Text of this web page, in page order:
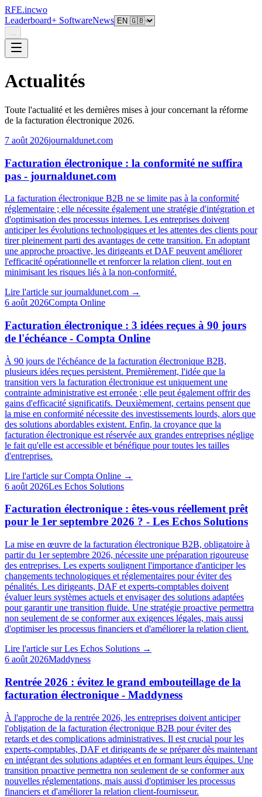
RFE.incwo
Leaderboard+ SoftwareNews
...
Actualités
Toute l'actualité et les dernières mises à jour concernant la réforme
de la facturation électronique 2026.
7 août 2026journaldunet.com
Facturation électronique : la conformité ne suffira
pas - journaldunet.com
La facturation électronique B2B ne se limite pas à la conformité
réglementaire ; elle nécessite également une stratégie d'intégration et
d'optimisation des processus internes. Les entreprises doivent
anticiper les évolutions technologiques et les attentes des clients pour
tirer pleinement parti des avantages de cette transition. En adoptant
une approche proactive, les dirigeants et DAF peuvent améliorer
l'efficacité opérationnelle et renforcer la relation client, tout en
minimisant les risques liés à la non-conformité.
Lire l'article surjournaldunet.com →
6 août 2026Compta Online
Facturation électronique : 3 idées reçues à 90 jours
de l'échéance - Compta Online
À 90 jours de l'échéance de la facturation électronique B2B,
plusieurs idées reçues persistent. Premièrement, l'idée que la
transition vers la facturation électronique est uniquement une
contrainte administrative est erronée ; elle peut également offrir des
gains d'efficacité significatifs. Deuxièmement, certains pensent que
la mise en conformité nécessite des investissements lourds, alors que
des solutions abordables existent. Enfin, la croyance que la
facturation électronique est réservée aux grandes entreprises néglige
le fait qu'elle est accessible et bénéfique pour toutes les tailles
d'entreprises.
Lire l'article surCompta Online →
6 août 2026Les Echos Solutions
Facturation électronique : êtes-vous réellement prêt
pour le 1er septembre 2026 ? - Les Echos Solutions
La mise en œuvre de la facturation électronique B2B, obligatoire à
partir du 1er septembre 2026, nécessite une préparation rigoureuse
des entreprises. Les experts soulignent l'importance d'anticiper les
changements technologiques et réglementaires pour éviter des
pénalités. Les dirigeants, DAF et experts-comptables doivent
évaluer leurs systèmes actuels et envisager des solutions adaptées
pour garantir une transition fluide. Une stratégie proactive permettra
non seulement de se conformer aux exigences légales, mais aussi
d'optimiser les processus financiers et d'améliorer la relation client.
Lire l'article surLes Echos Solutions →
6 août 2026Maddyness
Rentrée 2026 : évitez le grand embouteillage de la
facturation électronique - Maddyness
À l'approche de la rentrée 2026, les entreprises doivent anticiper
l'obligation de la facturation électronique B2B pour éviter des
retards et des complications administratives. Il est crucial pour les
experts-comptables, DAF et dirigeants de se préparer dès maintenant
en intégrant des solutions adaptées et en formant leurs équipes. Une
transition proactive permettra non seulement de se conformer aux
nouvelles réglementations, mais aussi d'optimiser les processus
financiers et d'améliorer la relation client-fournisseur.